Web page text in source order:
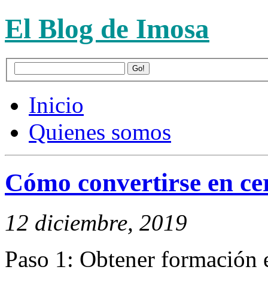
El Blog de Imosa
Inicio
Quienes somos
Cómo convertirse en
12 diciembre, 2019
Paso 1: Obtener formación